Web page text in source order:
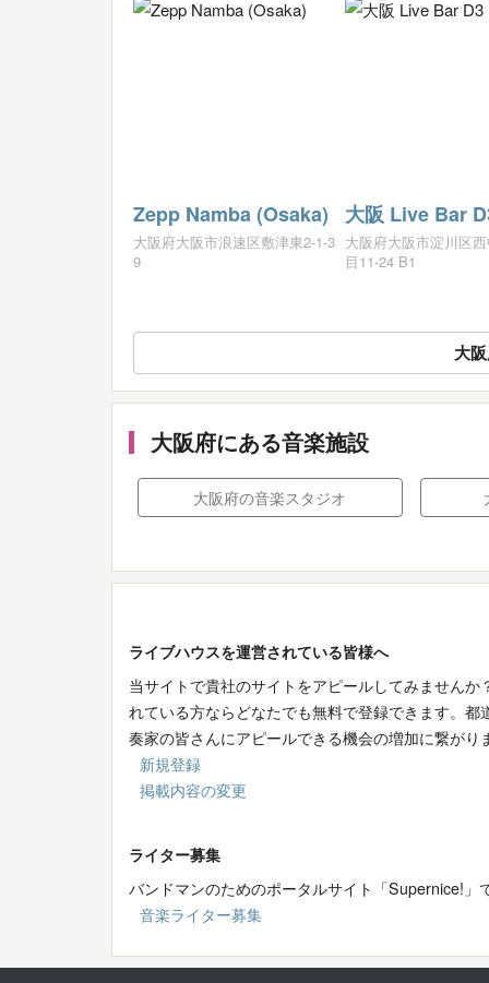
Zepp Namba (Osaka)
大阪府大阪市浪速区敷津東2-1-3
9
大阪 Live Bar
大阪府大阪市淀川区
目11-24 B1
大
大阪府にある音楽施設
大阪府の音楽スタジオ
ライブハウスを運営されている皆様へ
当サイトで貴社のサイトをアピールしてみません
れている方ならどなたでも無料で登録できます。
奏家の皆さんにアピールできる機会の増加に繋が
新規登録
掲載内容の変更
ライター募集
バンドマンのためのポータルサイト「Supernice!
音楽ライター募集